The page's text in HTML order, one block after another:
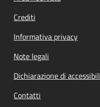
Crediti
Informativa privacy
Note legali
Dichiarazione di
Contatti